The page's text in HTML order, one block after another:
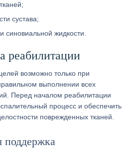
сустава;
синовиальной жидкости.
реабилитации
возможно только при
выполнении всех
Перед началом реабилитации
процесс и обеспечить
поврежденных тканей.
поддержка